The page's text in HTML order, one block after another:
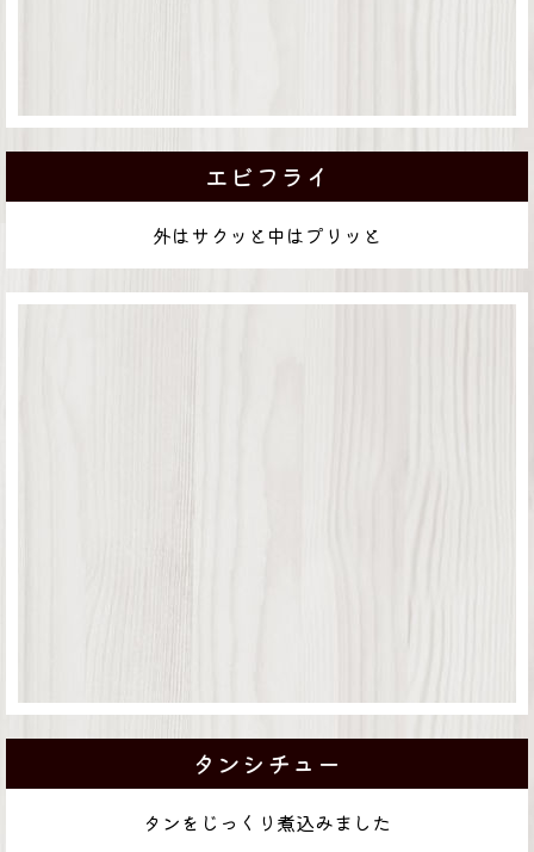
エビフライ
外はサクッと中はプリッと
タンシチュー
タンをじっくり煮込みました